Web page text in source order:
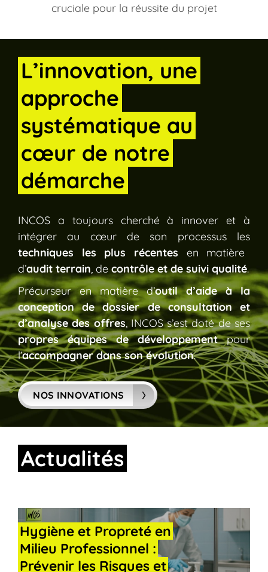
cruciale pour la réussite du projet
L’innovation, une
approche
systématique au
cœur de notre
démarche
INCOS a toujours cherché à innover et à
intégrer au cœur de son processus les
techniques les plus récentes en matière
d’audit terrain, de contrôle et de suivi qualité.
Précurseur en matière d’outil d’aide à la
conception de dossier de consultation et
d’analyse des offres, INCOS s’est doté de ses
propres équipes de développementpour
l’accompagner dans son évolution.
NOS INNOVATIONS
Actualités
Hygiène et Propreté en
Milieu Professionnel :
Prévenir les Risques et